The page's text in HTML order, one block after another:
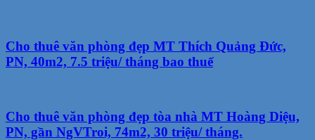
Cho thuê văn phòng đẹp MT Thích Quảng Đức,
PN, 40m2, 7.5 triệu/ tháng bao thuế
Cho thuê văn phòng đẹp tòa nhà MT Hoàng Diệu,
PN, gần NgVTroi, 74m2, 30 triệu/ tháng.